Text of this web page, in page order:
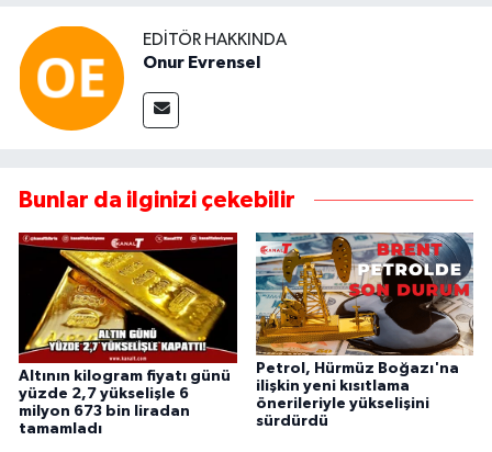
EDITÖR HAKKINDA
Onur Evrensel
Bunlar da ilginizi çekebilir
Altının kilogram fiyatı günü
yüzde 2,7 yükselişle 6
milyon 673 bin liradan
tamamladı
Petrol, Hürmüz Boğazı'na
ilişkin yeni kısıtlama
önerileriyle yükselişini
sürdürdü